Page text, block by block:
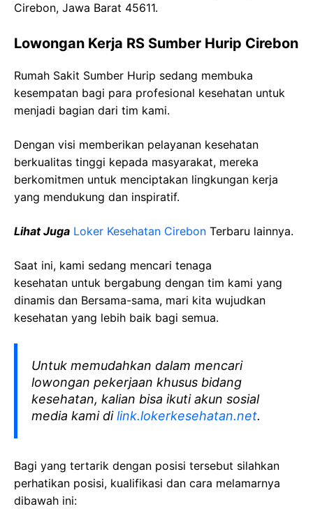
Cirebon, Jawa Barat 45611.
Lowongan Kerja RS Sumber Hurip Cirebon
Rumah Sakit Sumber Hurip sedang membuka
kesempatan bagi para profesional kesehatan untuk
menjadi bagian dari tim kami.
Dengan visi memberikan pelayanan kesehatan
berkualitas tinggi kepada masyarakat, mereka
berkomitmen untuk menciptakan lingkungan kerja
yang mendukung dan inspiratif.
Lihat Juga Loker Kesehatan Cirebon Terbaru lainnya.
Saat ini, kami sedang mencari tenaga
kesehatan untuk bergabung dengan tim kami yang
dinamis dan Bersama-sama, mari kita wujudkan
kesehatan yang lebih baik bagi semua.
Untuk memudahkan dalam mencari
lowongan pekerjaan khusus bidang
kesehatan, kalian bisa ikuti akun sosial
media kami dilink.lokerkesehatan.net.
Bagi yang tertarik dengan posisi tersebut silahkan
perhatikan posisi, kualifikasi dan cara melamarnya
dibawah ini: